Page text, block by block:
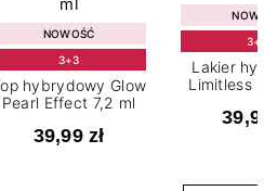
NOWOŚĆ
3+3
hybrydowy Glow
Pearl Effect 7,2 ml
39,99 zł
Lakier
Limitless